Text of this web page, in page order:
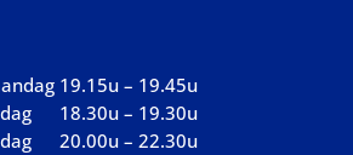
19.15u – 19.45u
18.30u – 19.30u
20.00u – 22.30u